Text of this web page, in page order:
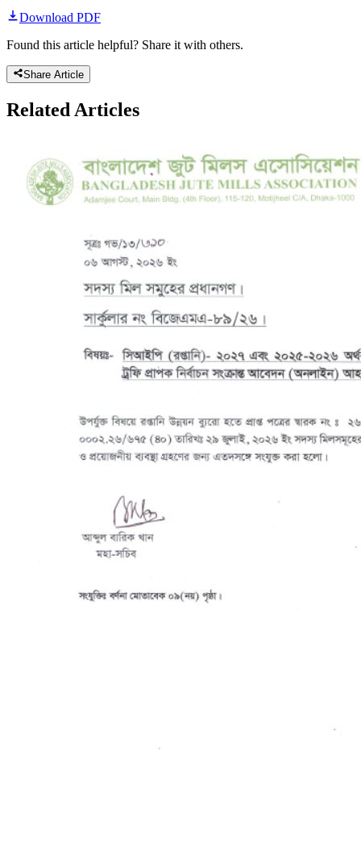
Download PDF
Found this article helpful? Share it with others.
Share Article
Related Articles